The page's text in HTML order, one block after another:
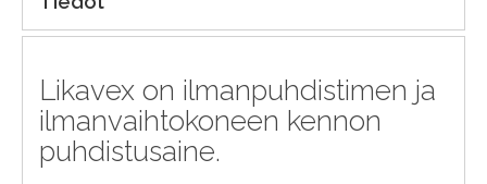
Likavex on ilmanpuhdistimen ja
ilmanvaihtokoneen kennon
puhdistusaine.